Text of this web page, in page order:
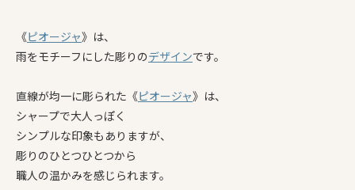
《ピオージャ》は、
雨をモチーフにした彫りのデザインです。
直線が均一に彫られた《ピオージャ》は、
シャープで大人っぽく
シンプルな印象もありますが、
彫りのひとつひとつから
職人の温かみを感じられます。